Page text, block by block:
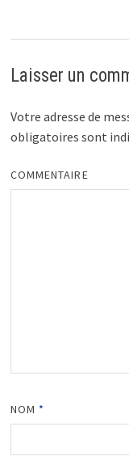
Laisser un
Votre adresse de
obligatoires sont
COMMENTAIRE
NOM *